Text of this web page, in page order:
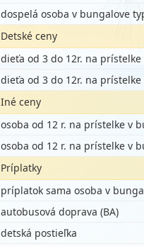
dospelá osoba v bungalove
Detské ceny
dieťa od 3 do 12r. na
dieťa od 3 do 12r. na
Iné ceny
osoba od 12 r. na prístelke v
osoba od 12 r. na prístelke v
Príplatky
príplatok sama osoba v
autobusová doprava (BA)
detská postieľka